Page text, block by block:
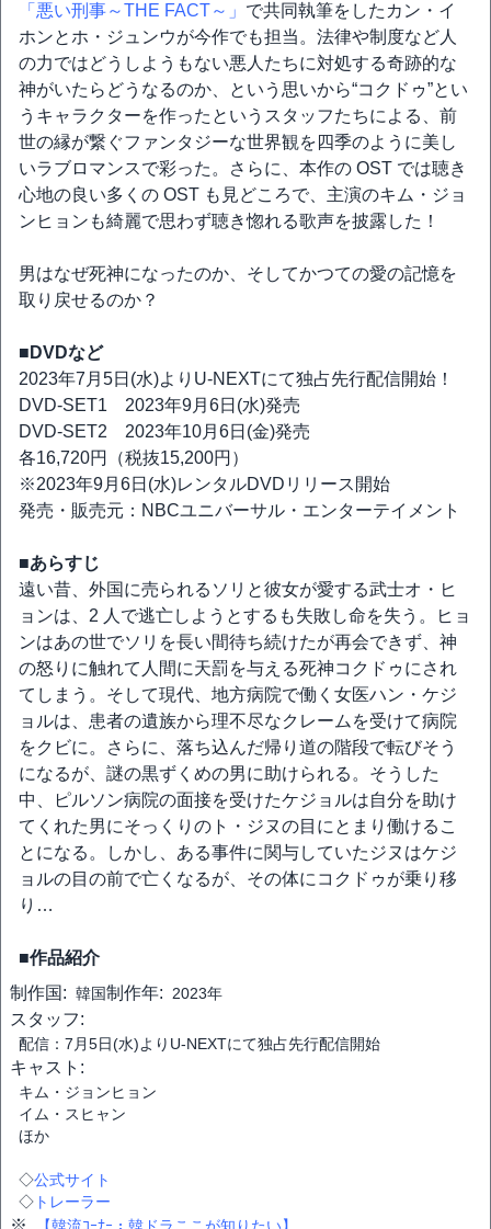
「悪い刑事～THE FACT～」 で共同執筆をしたカン・イ
ホンとホ・ジュンウが今作でも担当。法律や制度など人
の力ではどうしようもない悪人たちに対処する奇跡的な
神がいたらどうなるのか、という思いから“コクドゥ”とい
うキャラクターを作ったというスタッフたちによる、前
世の縁が繋ぐファンタジーな世界観を四季のように美し
いラブロマンスで彩った。さらに、本作の OST では聴き
心地の良い多くの OST も見どころで、主演のキム・ジョ
ンヒョンも綺麗で思わず聴き惚れる歌声を披露した！
男はなぜ死神になったのか、そしてかつての愛の記憶を
取り戻せるのか？
■DVDなど
2023年7月5日(水)よりU-NEXTにて独占先行配信開始！
DVD-SET1 2023年9月6日(水)発売
DVD-SET2 2023年10月6日(金)発売
各16,720円（税抜15,200円）
※2023年9月6日(水)レンタルDVDリリース開始
発売・販売元：NBCユニバーサル・エンターテイメント
■あらすじ
遠い昔、外国に売られるソリと彼女が愛する武士オ・ヒ
ョンは、2 人で逃亡しようとするも失敗し命を失う。ヒョ
ンはあの世でソリを長い間待ち続けたが再会できず、神
の怒りに触れて人間に天罰を与える死神コクドゥにされ
てしまう。そして現代、地方病院で働く女医ハン・ケジ
ョルは、患者の遺族から理不尽なクレームを受けて病院
をクビに。さらに、落ち込んだ帰り道の階段で転びそう
になるが、謎の黒ずくめの男に助けられる。そうした
中、ピルソン病院の面接を受けたケジョルは自分を助け
てくれた男にそっくりのト・ジヌの目にとまり働けるこ
とになる。しかし、ある事件に関与していたジヌはケジ
ョルの目の前で亡くなるが、その体にコクドゥが乗り移
り…
■作品紹介
制作国: 韓国制作年: 2023年
スタッフ:
配信：7月5日(水)よりU-NEXTにて独占先行配信開始
キャスト:
キム・ジョンヒョン
イム・スヒャン
ほか
◇公式サイト
◇ トレーラー
※